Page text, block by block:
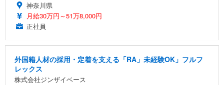
神奈川県
月給30万円～51万8,000円
正社員
外国籍人材の採用・定着を支える「RA」未経験OK」フルフ
レックス
株式会社ジンザイベース